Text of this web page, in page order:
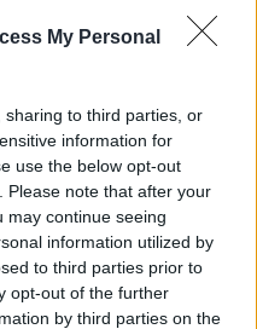
My Personal
to third parties, or
information for
use the below opt-out
Please note that after your
may continue seeing
information utilized by
to third parties prior to
opt-out of the further
by third parties on the